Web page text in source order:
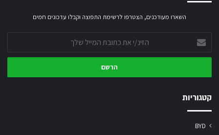
השארו מעודכנים, הצטרפו לרשימת התפוצה וקבלו עדכונים חמים
את
כתובת
שלך
קטגוריות
BYD